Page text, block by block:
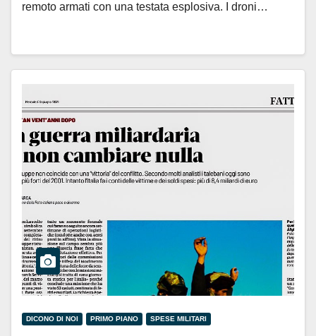
remoto armati con una testata esplosiva. I droni…
DICONO DI NOI PRIMO PIANO SPESE MILITARI